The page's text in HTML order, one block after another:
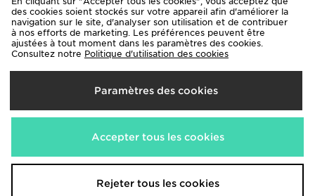
Birkenstock Arizona Femme
Nike Lot de 3 paires de
15,00€
des cookies soient stockés sur votre appareil afin d'améliorer la
navigation sur le site, d'analyser son utilisation et de contribuer
à nos efforts de marketing. Les préférences peuvent être
ajustées à tout moment dans les paramètres des cookies.
Consultez notre Politique d'utilisation des cookies
Paramètres des cookies
Accepter tous les cookies
Rejeter tous les cookies